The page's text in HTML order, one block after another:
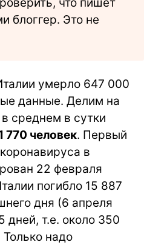
что пишет
блоггер. Это не
умерло 647 000
данные. Делим на
среднем в сутки
770 человек. Первый
в
22 февраля
погибло 15 887
дня (6 апреля
дней, т.е. около 350
надо